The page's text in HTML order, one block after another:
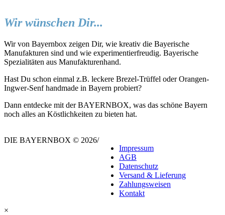
Wir wünschen Dir...
Wir von Bayernbox zeigen Dir, wie kreativ die Bayerische
Manufakturen sind und wie experimentierfreudig. Bayerische
Spezialitäten aus Manufakturenhand.
Hast Du schon einmal z.B. leckere Brezel-Trüffel oder Orangen-
Ingwer-Senf handmade in Bayern probiert?
Dann entdecke mit der BAYERNBOX, was das schöne Bayern
noch alles an Köstlichkeiten zu bieten hat.
DIE BAYERNBOX © 2026/
Impressum
AGB
Datenschutz
Versand & Lieferung
Zahlungsweisen
Kontakt
×